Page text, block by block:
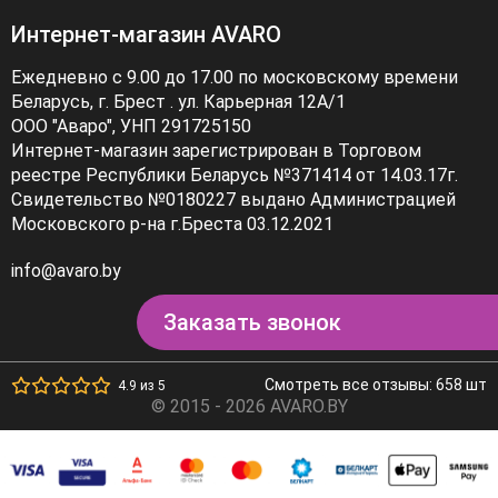
Интернет-магазин AVARO
Ежедневно с 9.00 до 17.00 по московскому времени
Беларусь, г. Брест . ул. Карьерная 12А/1
ООО "Аваро", УНП 291725150
Интернет-магазин зарегистрирован в Торговом
реестре Республики Беларусь №371414 от 14.03.17г.
Свидетельство №0180227 выдано Администрацией
Московского р-на г.Бреста 03.12.2021
info@avaro.by
Заказать звонок
4.9 из 5 Смотреть все отзывы: 658 шт
© 2015 - 2026 AVARO.BY